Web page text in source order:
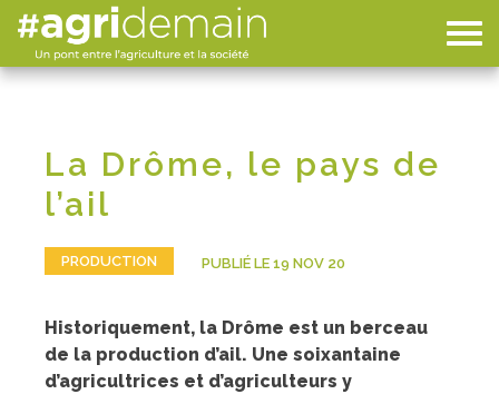
La Drôme, le pays de
l’ail
PRODUCTION PUBLIÉ LE 19 NOV 20
Historiquement, la Drôme est un berceau
de la production d’ail. Une soixantaine
d’agricultrices et d’agriculteurs y